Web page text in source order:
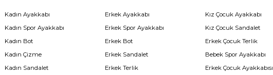
Kadın Ayakkabı
Kadın Spor Ayakkabı
Kadın Bot
Kadın Çizme
Kadın Sandalet
Erkek Ayakkabı
Erkek Spor Ayakkabı
Erkek Bot
Erkek Sandalet
Erkek Terlik
Kız Çocuk Ayakkabı
Kız Çocuk Sandalet
Erkek Çocuk Terlik
Bebek Spor Ayakkabı
Erkek Çocuk Ayakkabısı